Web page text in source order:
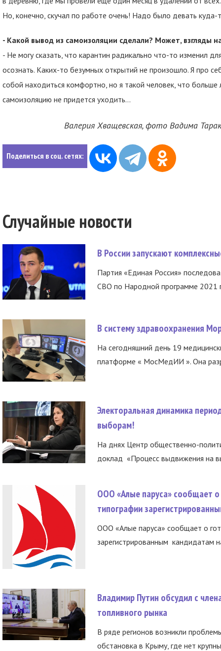
Но, конечно, скучал по работе очень! Надо было девать
- Какой вывод из самоизоляции сделали? Может, взгляды
- Не могу сказать, что карантин радикально что-то изменил
осознать. Каких-то безумных открытий не произошло. Я про
собой находиться комфортно, но я такой человек, что
самоизоляцию не придется уходить…
Валерия Хващевская, фото Вадима
Поделиться в соц. сетях:
Случайные новости
В России запускают
Партия «Единая Россия»
СВО по Народной программе 2021
В систему здравоохранения
На сегодняшний день 19
платформе « МосМедИИ ». Она
Электоральная динамика
выборам!
На днях Центр общественно-
доклад «Процесс выдвижения на
ООО «Алые паруса» сообщает о
типографии
ООО «Алые паруса» сообщает о
зарегистрированным кандидатам
Владимир Путин обсудил с
топливного рынка
В ряде регионов возникли
обстановка в Крыму, где нет